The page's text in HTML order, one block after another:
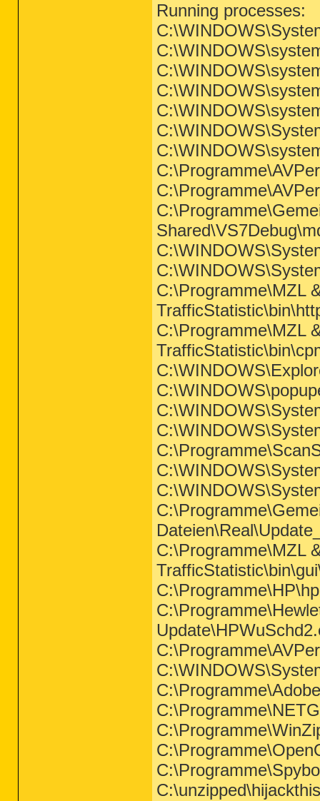
Running processes:
C:\Programme\MZL
C:\Programme\MZL
C:\Programme\MZL